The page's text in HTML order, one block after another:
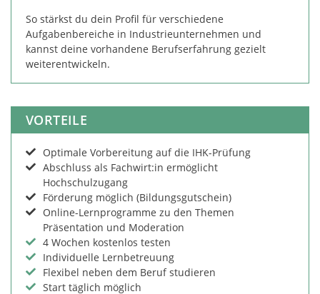
So stärkst du dein Profil für verschiedene
Aufgabenbereiche in Industrieunternehmen und
kannst deine vorhandene Berufserfahrung gezielt
weiterentwickeln.
VORTEILE
Optimale Vorbereitung auf die IHK-Prüfung
Abschluss als Fachwirt:in ermöglicht
Hochschulzugang
Förderung möglich (Bildungsgutschein)
Online-Lernprogramme zu den Themen
Präsentation und Moderation
4 Wochen kostenlos testen
Individuelle Lernbetreuung
Flexibel neben dem Beruf studieren
Start täglich möglich